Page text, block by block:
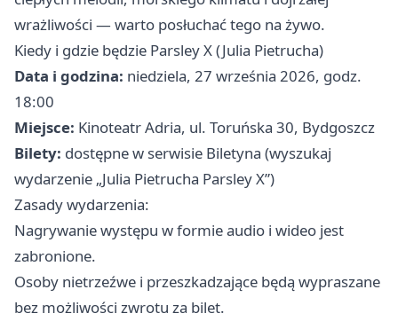
wrażliwości — warto posłuchać tego na żywo.
Kiedy i gdzie będzie Parsley X (Julia Pietrucha)
Data i godzina: niedziela, 27 września 2026, godz.
18:00
Miejsce: Kinoteatr Adria, ul. Toruńska 30, Bydgoszcz
Bilety: dostępne w serwisie Biletyna (wyszukaj
wydarzenie „Julia Pietrucha Parsley X”)
Zasady wydarzenia:
Nagrywanie występu w formie audio i wideo jest
zabronione.
Osoby nietrzeźwe i przeszkadzające będą wypraszane
bez możliwości zwrotu za bilet.